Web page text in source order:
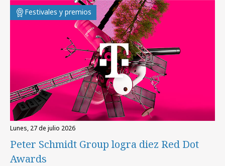
Festivales y premios
lunes, 27 de julio 2026
Peter Schmidt Group logra diez Red Dot
Awards